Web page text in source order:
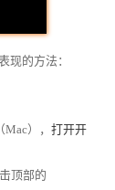
现的方法：
）， 打开开
顶部的